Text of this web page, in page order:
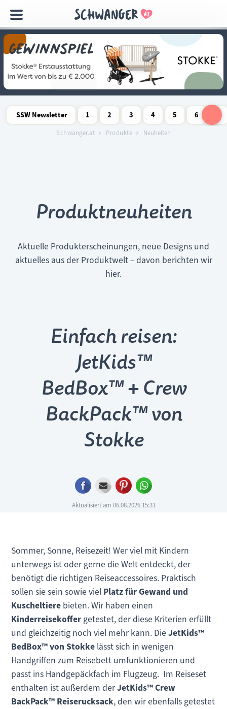
überspringen
SSW Newsletter
1
Schwangerschaftswoche
2
Schwangerschaftswoche
3
Schwangerschaftswoche
4
Schwangerschaftswoche
5
Schwangerschaftswoche
6
Schwanger.at Produkte Neuheiten
Produktneuheiten
Aktuelle Produkterscheinungen, neue Designs und
aktuelles aus der Produktwelt – davon berichten wir
hier.
Einfach reisen:
JetKids™
BedBox™ + Crew
BackPack™ von
Stokke
Facebook
E-mail Pinterest
Aktualisiert am 06.08.2026 15:31
Sommer, Sonne, Reisezeit! Wer viel mit Kindern
unterwegs ist oder gerne die Welt entdeckt, der
benötigt die richtigen Reiseaccessoires. Praktisch
sollen sie sein sowie viel Platz für Gewand und
Kuscheltiere bieten. Wir haben einen
Kinderreisekoffer getestet, der diese Kriterien erfüllt
und gleichzeitig noch viel mehr kann. DieJetKids™
BedBox™ von Stokke lässt sich in wenigen
Handgriffen zum Reisebett umfunktionieren und
passt ins Handgepäckfach im Flugzeug. Im Reiseset
enthalten ist außerdem derJetKids™ Crew
BackPack™ Reiserucksack, den wir ebenfalls getestet